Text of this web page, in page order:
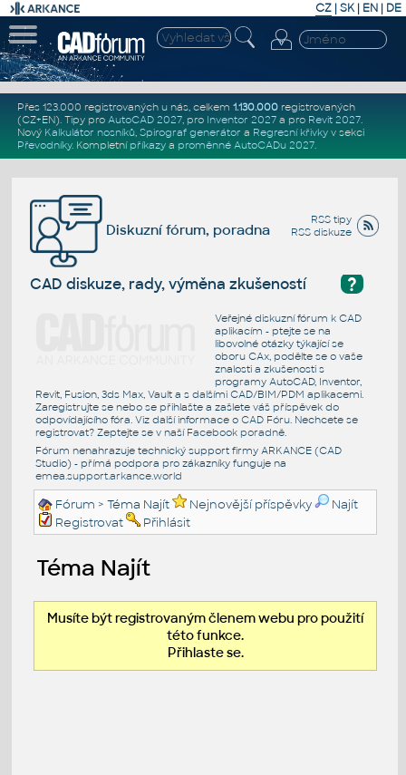
CZ | SK| EN | DE
Přes 123.000 registrovaných u nás, celkem 1.130.000registrovaných
(CZ+EN). Tipy pro AutoCAD 2027, pro Inventor 2027a pro Revit 2027.
Nový Kalkulátor nosníků, Spirograf generátor a Regresní křivkyv sekci
Převodníky. Kompletní příkazya proměnné AutoCADu 2027.
RSS tipy
RSS diskuze
Diskuzní fórum, poradna
?
CAD diskuze, rady, výměna zkušeností
Veřejné diskuzní fórum k CAD
aplikacím - ptejte se na
libovolné otázky týkající se
oboru CAx, podělte se o vaše
znalosti a zkušenosti s
programy AutoCAD, Inventor,
Revit, Fusion, 3ds Max, Vault a s dalšími CAD/BIM/PDM aplikacemi.
Zaregistrujte se nebo se přihlašte a zašlete váš příspěvek do
odpovídajícího fóra. Viz další informace o CAD Fóru. Nechcete se
registrovat? Zeptejte se v naší Facebook poradně.
Fórum nenahrazuje technický support firmy ARKANCE (CAD
Studio) - přímá podpora pro zákazníky funguje na
emea.support.arkance.world
Fórum > Téma Najít Nejnovější příspěvky
Najít
Registrovat
Přihlásit
Téma Najít
Musíte být registrovaným členem webu pro použití
této funkce.
Přihlaste se.